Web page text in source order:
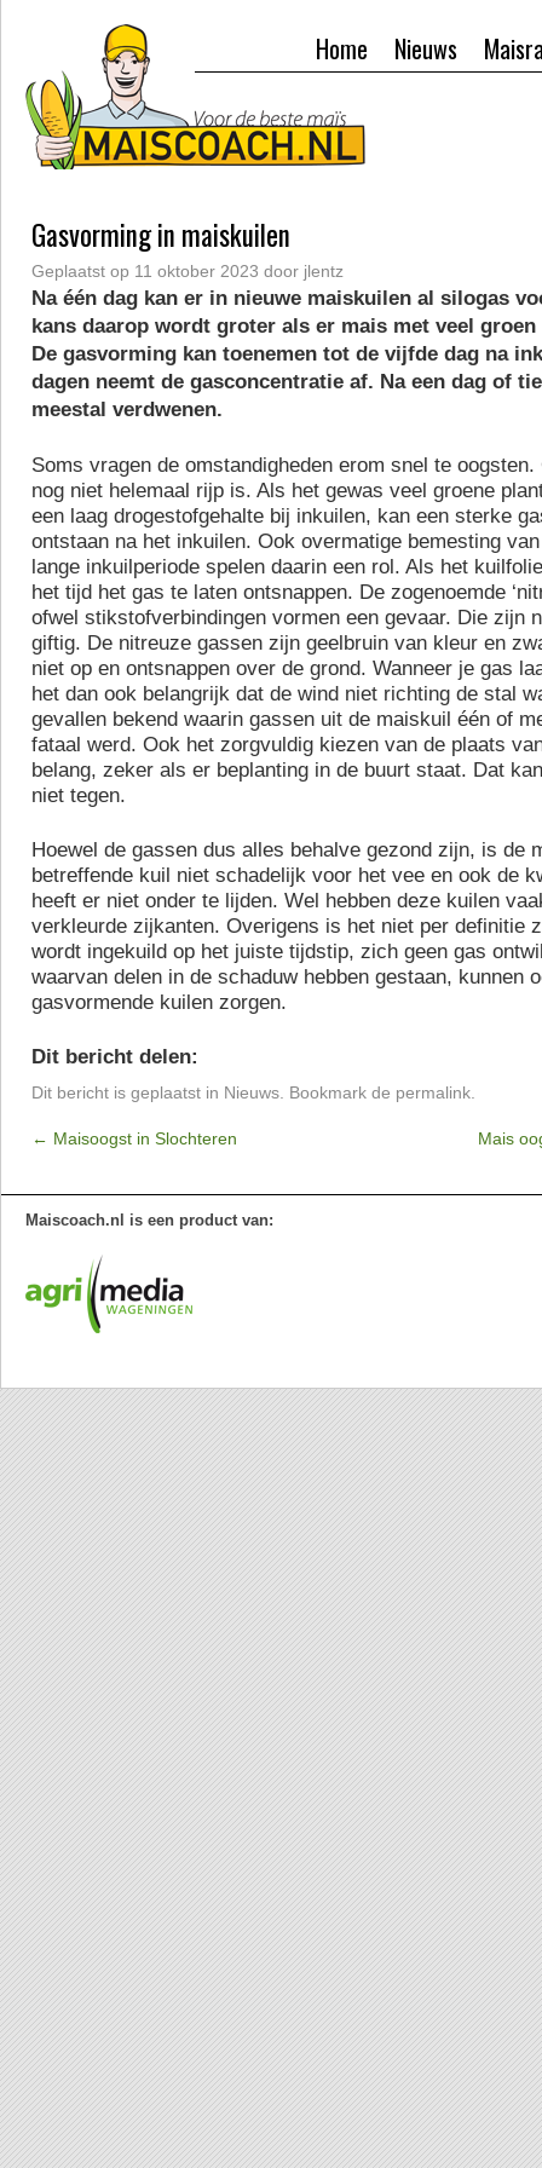
Nieuws
Home
Gasvorming in maiskuilen
Geplaatst op 11 oktober 2023 door jlentz
Na één dag kan er in nieuwe maiskuilen al silogas
kans daarop wordt groter als er mais met veel
De gasvorming kan toenemen tot de vijfde dag na
dagen neemt de gasconcentratie af. Na een dag of
meestal verdwenen.
Soms vragen de omstandigheden erom snel te
nog niet helemaal rijp is. Als het gewas veel groene
een laag drogestofgehalte bij inkuilen, kan een sterke
ontstaan na het inkuilen. Ook overmatige bemesting
lange inkuilperiode spelen daarin een rol. Als het
het tijd het gas te laten ontsnappen. De zogenoemde
ofwel stikstofverbindingen vormen een gevaar. Die zijn
giftig. De nitreuze gassen zijn geelbruin van kleur en
niet op en ontsnappen over de grond. Wanneer je gas
het dan ook belangrijk dat de wind niet richting de stal
gevallen bekend waarin gassen uit de maiskuil één of
fataal werd. Ook het zorgvuldig kiezen van de plaats
belang, zeker als er beplanting in de buurt staat. Dat
niet tegen.
Hoewel de gassen dus alles behalve gezond zijn, is de
betreffende kuil niet schadelijk voor het vee en ook de
heeft er niet onder te lijden. Wel hebben deze kuilen
verkleurde zijkanten. Overigens is het niet per definitie
wordt ingekuild op het juiste tijdstip, zich geen gas
waarvan delen in de schaduw hebben gestaan, kunnen
gasvormende kuilen zorgen.
Dit bericht delen:
Dit bericht is geplaatst in Nieuws . Bookmark de permalink
← Maisoogst in Slochteren Mais
Maiscoach.nl is een product van: